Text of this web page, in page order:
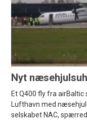
Nyt
Et Q400 fly fra airBaltic
Lufthavn med
selskabet NAC,